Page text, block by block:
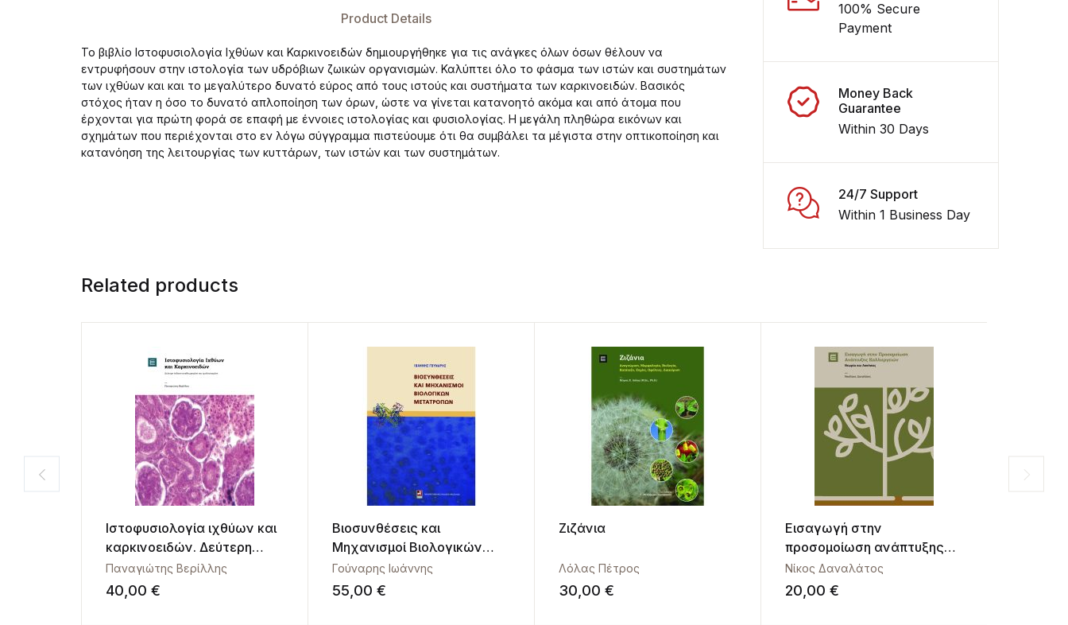
Product Details
Το βιβλίο Ιστοφυσιολογία Ιχθύων και Καρκινοειδών δημιουργήθηκε για τις ανάγκες όλων όσων θέλουν να
εντρυφήσουν στην ιστολογία των υδρόβιων ζωικών οργανισμών. Καλύπτει όλο το φάσμα των ιστών και συστημάτων
των ιχθύων και και το μεγαλύτερο δυνατό εύρος από τους ιστούς και συστήματα των καρκινοειδών. Βασικός
στόχος ήταν η όσο το δυνατό απλοποίηση των όρων, ώστε να γίνεται κατανοητό ακόμα και από άτομα που
έρχονται για πρώτη φορά σε επαφή με έννοιες ιστολογίας και φυσιολογίας. Η μεγάλη πληθώρα εικόνων και
σχημάτων που περιέχονται στο εν λόγω σύγγραμμα πιστεύουμε ότι θα συμβάλει τα μέγιστα στην οπτικοποίηση και
κατανόηση της λειτουργίας των κυττάρων, των ιστών και των συστημάτων.
100% Secure
Payment
Money Back
Guarantee
Within 30 Days
24/7 Support
Within 1 Business Day
Related products
Ιστοφυσιολογία ιχθύων και
καρκινοειδών. Δεύτερη
έκδοση, αναθεωρημένη και
εμπλουτισμένη
Παναγιώτης Βερίλλης
40,00 €
Βιοσυνθέσεις και
Μηχανισμοί Βιολογικών
Μετατροπών
Γούναρης Ιωάννης
55,00 €
Ζιζάνια
Λόλας Πέτρος
30,00 €
Εισαγωγή στην
προσομοίωση ανάπτυξης
καλλιεργειών. Θεωρία και
ασκήσεις
Νίκος Δαναλάτος
20,00 €